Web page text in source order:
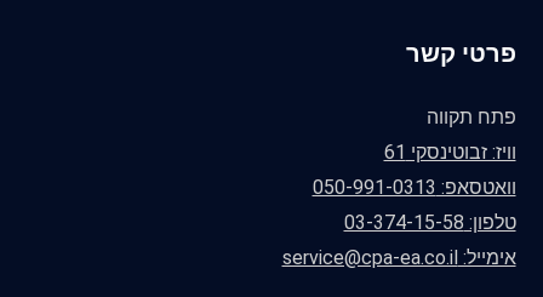
פרטי קשר
פתח תקווה
וויז: זבוטינסקי 61
וואטסאפ: 050-991-0313
טלפון: 03-374-15-58
אימייל: service@cpa-ea.co.il